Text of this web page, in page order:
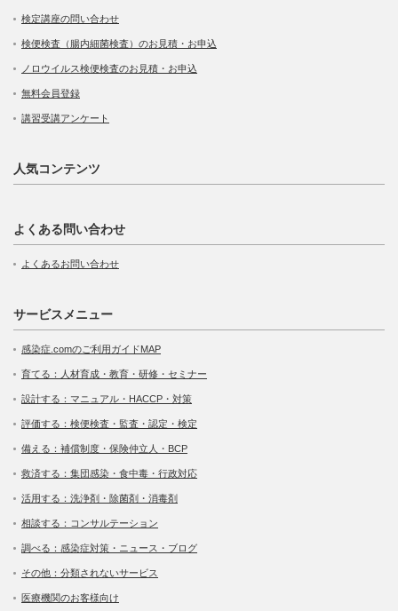
検定講座の問い合わせ
検便検査（腸内細菌検査）のお見積・お申込
ノロウイルス検便検査のお見積・お申込
無料会員登録
講習受講アンケート
人気コンテンツ
よくある問い合わせ
よくあるお問い合わせ
サービスメニュー
感染症.comのご利用ガイドMAP
育てる：人材育成・教育・研修・セミナー
設計する：マニュアル・HACCP・対策
評価する：検便検査・監査・認定・検定
備える：補償制度・保険仲立人・BCP
救済する：集団感染・食中毒・行政対応
活用する：洗浄剤・除菌剤・消毒剤
相談する：コンサルテーション
調べる：感染症対策・ニュース・ブログ
その他：分類されないサービス
医療機関のお客様向け